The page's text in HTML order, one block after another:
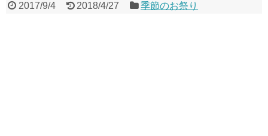
2017/9/4 2018/4/27 季節のお祭り